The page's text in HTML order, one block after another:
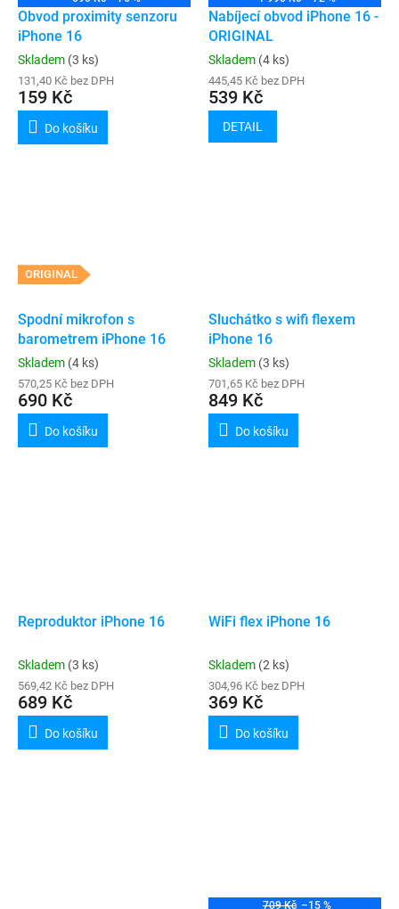
Obvod proximity senzoru
iPhone 16
Skladem (3 ks)
131,40 Kč bez DPH
159 Kč
Do košíku
Nabíjecí obvod iPhone 16 -
ORIGINAL
Skladem (4 ks)
445,45 Kč bez DPH
539 Kč
DETAIL
ORIGINAL
Spodní mikrofon s
barometrem iPhone 16
Skladem (4 ks)
570,25 Kč bez DPH
690 Kč
Do košíku
Sluchátko s wifi flexem
iPhone 16
Skladem (3 ks)
701,65 Kč bez DPH
849 Kč
Do košíku
Reproduktor iPhone 16
Skladem (3 ks)
569,42 Kč bez DPH
689 Kč
Do košíku
WiFi flex iPhone 16
Skladem (2 ks)
304,96 Kč bez DPH
369 Kč
Do košíku
709 Kč –15 %